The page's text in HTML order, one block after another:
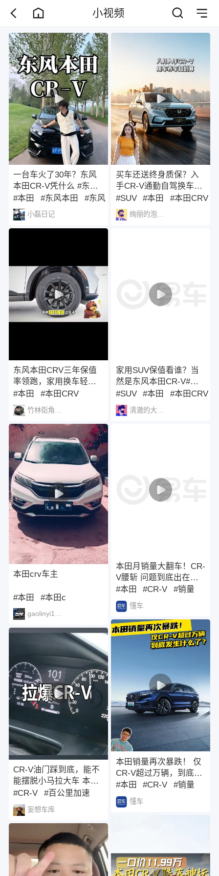
小视频
一台车火了30年？东风
本田CR-V凭什么 #东风
本田CR-V销量破300万
辆#本田CR-V e:FCEV#
本田CR-V e:FCEV#
#本田 #东风本田 #东风
小磊日记
东风本田CRV三年保值
率领跑，家用换车轻松
回血
#本田
#本田CRV
#东风本田
本田crv车主
#本田 #本田c
gaolinyi130924
CR-V油门踩到底，能不
能摆脱小马拉大车 本田
CR-V百公里加速测试
#CR-V
#百公里加速
#本田妄想车库
买车还送终身质保？入
手CR-V通勤自驾换车都
不亏#买SUV必看CRV #
东风本田 #CRV#家用
SUV #买车攻略
#SUV #本田 #本田CRV
绚丽的泡泡小浣熊1358
家用SUV保值看谁？当
然是东风本田CR-V#东
风本田#CRV#买SUV必
看CRV
#SUV #本田 #本田CRV
本田月销量大翻车！CR-
V腰斩 问题到底出在
哪？#东风本田CR-V销
量破300万辆
#本田 #CR-V #销量
懂车
本田销量再次暴跌！ 仅
CR-V超过万辆，到底发
生什么了？#东风本田
CR-V销量破300万辆
#本田 #CR-V #销量
懂车